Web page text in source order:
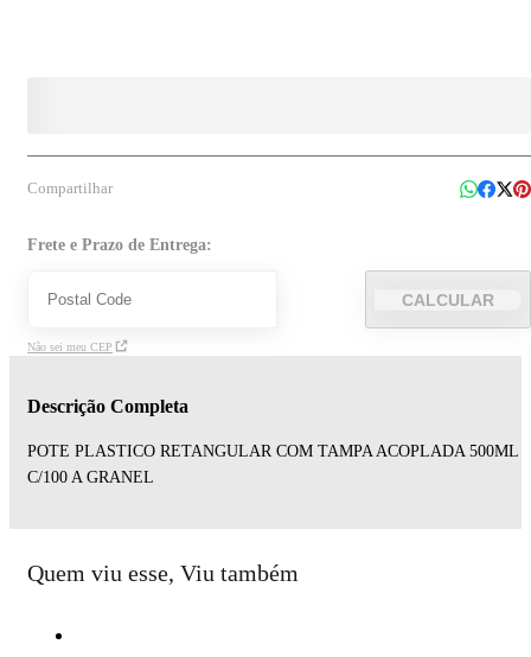
Compartilhar
Frete e Prazo de Entrega:
CALCULAR
Não sei meu CEP
Descrição Completa
POTE PLASTICO RETANGULAR COM TAMPA ACOPLADA 500ML
C/100 A GRANEL
Quem viu esse, Viu também